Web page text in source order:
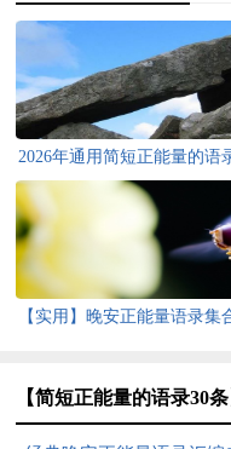
2026年通用简短正能量的语
合38句
【实用】晚安正能量语录集
【简短正能量的语录30